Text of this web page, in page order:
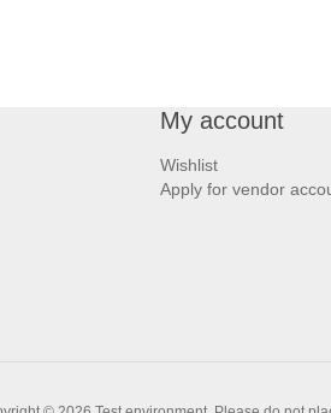
My account
Wishlist
Apply for vendor